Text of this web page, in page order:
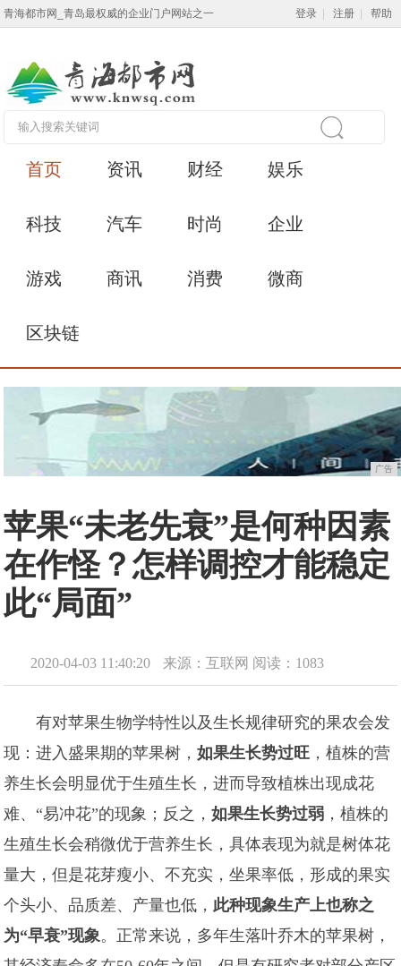
青海都市网_青岛最权威的企业门户网站之一 登录 注册 帮助
首页 资讯 财经 娱乐
科技 汽车 时尚 企业
游戏 商讯 消费 微商
区块链
广告
苹果“未老先衰”是何种因素
在作怪？怎样调控才能稳定
此“局面”
2020-04-03 11:40:20 来源：互联网 阅读：1083
有对苹果生物学特性以及生长规律研究的果农会发
现：进入盛果期的苹果树，如果生长势过旺 ，植株的营
养生长会明显优于生殖生长，进而导致植株出现成花
难、“易冲花”的现象；反之，如果生长势过弱 ，植株的
生殖生长会稍微优于营养生长，具体表现为就是树体花
量大，但是花芽瘦小、不充实，坐果率低，形成的果实
个头小、品质差、产量也低，此种现象生产上也称之
为“早衰”现象。正常来说，多年生落叶乔木的苹果树，